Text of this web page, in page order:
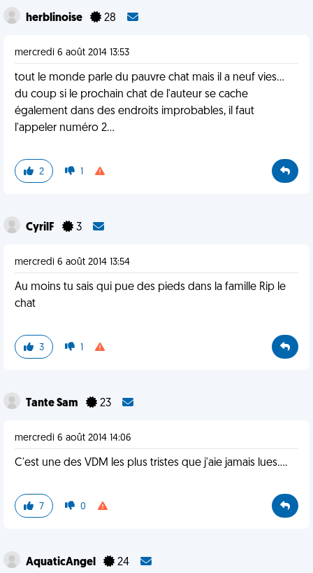
herblinoise 28
mercredi 6 août 2014 13:53
tout le monde parle du pauvre chat mais il a neuf vies...
du coup si le prochain chat de l'auteur se cache
également dans des endroits improbables, il faut
l'appeler numéro 2...
2 1
CyrilF 3
mercredi 6 août 2014 13:54
Au moins tu sais qui pue des pieds dans la famille Rip le
chat
3 1
Tante Sam 23
mercredi 6 août 2014 14:06
C'est une des VDM les plus tristes que j'aie jamais lues....
7 0
AquaticAngel 24